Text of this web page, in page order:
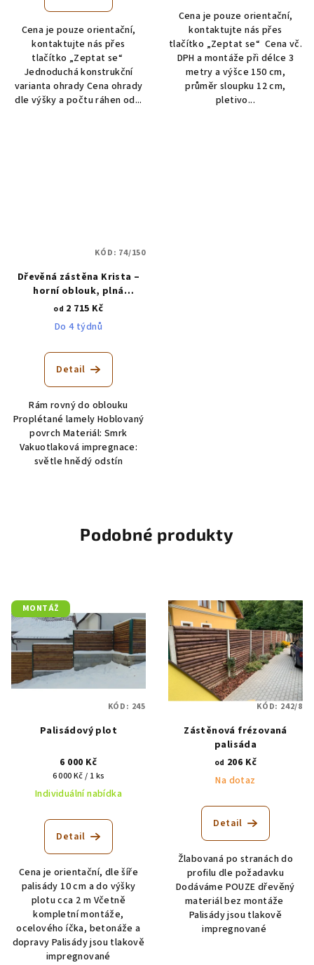
Cena je pouze orientační,
kontaktujte nás přes
tlačítko „Zeptat se“
Jednoduchá konstrukční
varianta ohrady Cena ohrady
dle výšky a počtu ráhen od...
Cena je pouze orientační,
kontaktujte nás přes
tlačítko „Zeptat se“ Cena vč.
DPH a montáže při délce 3
metry a výšce 150 cm,
průměr sloupku 12 cm,
pletivo...
Dřevěná zástěna Krista –
horní oblouk, plná
lamelová
od 2 715 Kč
Do 4 týdnů
Detail
Rám rovný do oblouku
Proplétané lamely Hoblovaný
povrch Materiál: Smrk
Vakuotlaková impregnace:
světle hnědý odstín
KÓD: 74/150
Podobné produkty
MONTÁŽ
Palisádový plot
6 000 Kč
Měrná
cena:
6 000 Kč / 1 ks
Individuální nabídka
Detail
Cena je orientační, dle šíře
palisády 10 cm a do výšky
plotu cca 2 m Včetně
kompletní montáže,
ocelového íčka, betonáže a
dopravy Palisády jsou tlakově
impregnované
KÓD: 245
Zástěnová frézovaná
palisáda
od 206 Kč
Na dotaz
Detail
Žlabovaná po stranách do
profilu dle požadavku
Dodáváme POUZE dřevěný
materiál bez montáže
Palisády jsou tlakově
impregnované
KÓD: 242/8